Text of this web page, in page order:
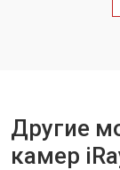
Другие
камер